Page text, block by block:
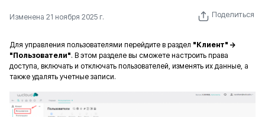
Изменена 21 ноября 2025 г. Поделиться
Для управления пользователями перейдите в раздел "Клиент" ->
"Пользователи". В этом разделе вы сможете настроить права
доступа, включать и отключать пользователей, изменять их данные, а
также удалять учетные записи.